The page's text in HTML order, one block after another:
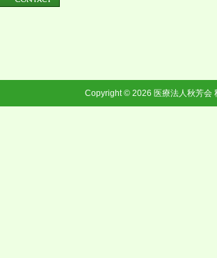
Copyright © 2026 医療法人秋芳会